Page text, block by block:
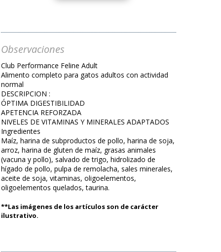
Observaciones
Club Performance Feline Adult
Alimento completo para gatos adultos con actividad
normal
DESCRIPCION :
ÓPTIMA DIGESTIBILIDAD
APETENCIA REFORZADA
NIVELES DE VITAMINAS Y MINERALES ADAPTADOS
Ingredientes
Maíz, harina de subproductos de pollo, harina de soja,
arroz, harina de gluten de maíz, grasas animales
(vacuna y pollo), salvado de trigo, hidrolizado de
hígado de pollo, pulpa de remolacha, sales minerales,
aceite de soja, vitaminas, oligoelementos,
oligoelementos quelados, taurina.
**Las imágenes de los artículos son de carácter
ilustrativo.